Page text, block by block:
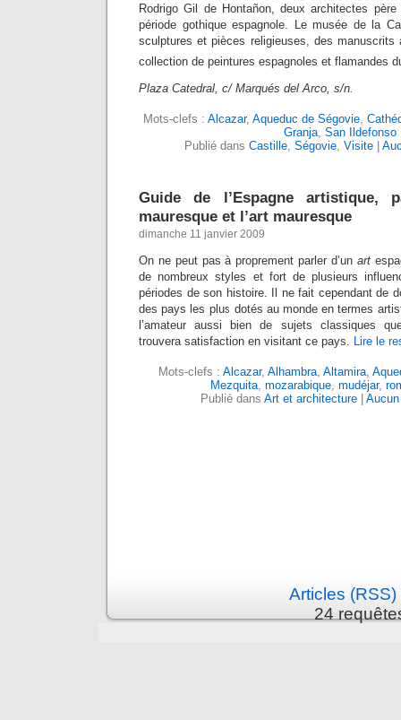
Rodrigo Gil de Hontañon, deux architectes
période gothique espagnole. Le musée de la
sculptures et pièces religieuses, des manuscrits
collection de peintures espagnoles et flamandes
Plaza Catedral, c/ Marqués del Arco, s/n.
Mots-clefs : Alcazar, Aqueduc de Ségovie,
Granja, San Ildefonso
Publié dans Castille, Ségovie, Visite
Guide de l’Espagne artistique,
mauresque et l’art mauresque
dimanche 11 janvier 2009
On ne peut pas à proprement parler d’un art
de nombreux styles et fort de plusieurs
périodes de son histoire. Il ne fait cependant de
des pays les plus dotés au monde en termes
l’amateur aussi bien de sujets classiques
trouvera satisfaction en visitant ce pays. Lire le
Mots-clefs : Alcazar, Alhambra, Altamira,
Mezquita, mozarabique, mudéjar,
Publié dans Art et architecture
Articles (RSS)
24